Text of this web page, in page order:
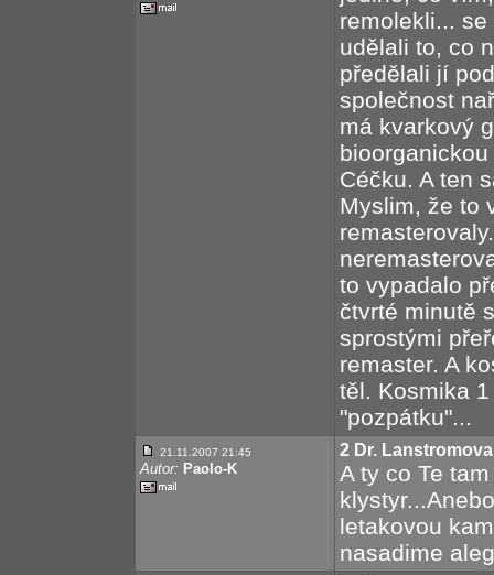
remolekli...
udělali to, co
předělali jí
společnost
má kvarkový
Céčku. A ten
Myslim, že to
to vypadalo
čtvrté minutě
sprostými
remaster. A
těl. Kosmika
"pozpátku"...
21.11.2007 21:45
Autor: Paolo-K
2 Dr. Lanstromova
A ty co Te
letakovou
nasadime